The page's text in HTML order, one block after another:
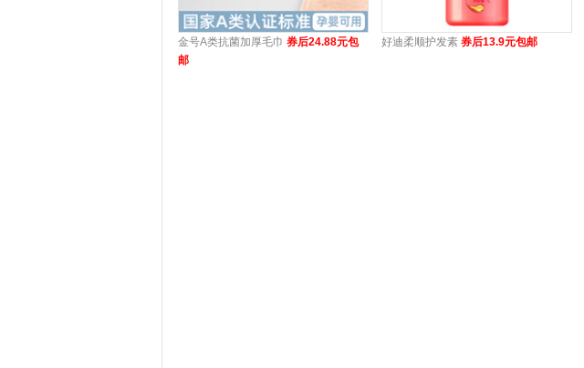
金号A类抗菌加厚毛巾 券后24.88元包
邮
好迪柔顺护发素 券后13.9元包邮